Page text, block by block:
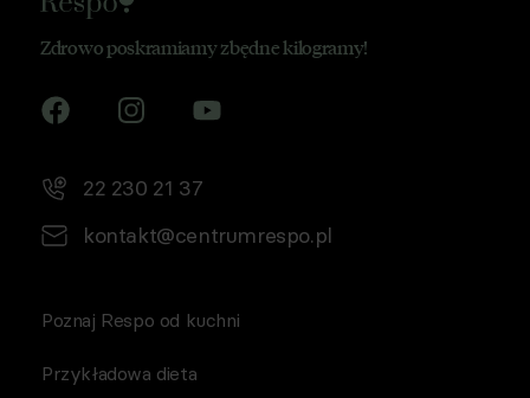
Zdrowo poskramiamy zbędne kilogramy!
22 230 21 37
kontakt@centrumrespo.pl
Poznaj Respo od kuchni
Przykładowa dieta